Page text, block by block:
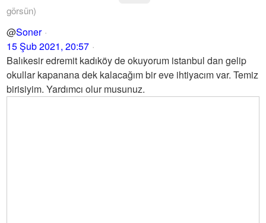
görsün)
@Soner
15 Şub 2021, 20:57
Balıkesir edremit kadıköy de okuyorum istanbul dan gelip
okullar kapanana dek kalacağım bir eve ihtiyacım var. Temiz
birisiyim. Yardımcı olur musunuz.